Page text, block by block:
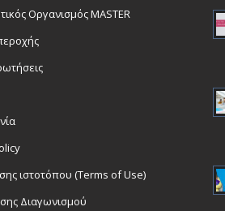
Οργανισμός MASTER
ιστοτόπου (Terms of Use)
Διαγωνισμού